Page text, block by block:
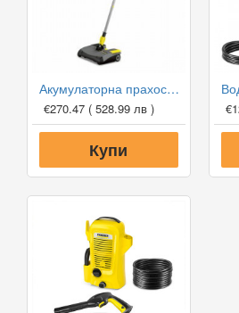
Акумулаторна прахосмукачка Karcher EB 30/1 Li-Ion
€270.47 ( 528.99 лв )
Купи